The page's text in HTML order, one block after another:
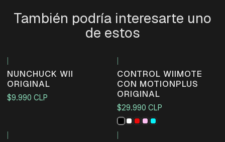
También podría interesarte uno
de estos
NUNCHUCK WII
ORIGINAL
$9.990 CLP
CONTROL WIIMOTE
CON MOTIONPLUS
ORIGINAL
$29.990 CLP